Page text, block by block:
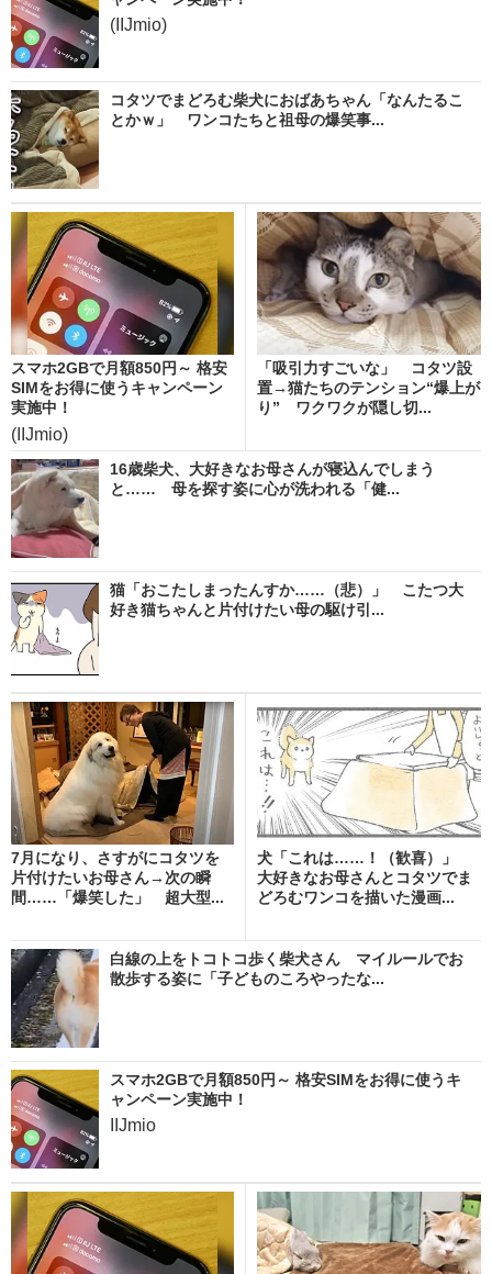
(IIJmio)
コタツでまどろむ柴犬におばあちゃん「なんたるこ
とかｗ」 ワンコたちと祖母の爆笑事...
スマホ2GBで月額850円～ 格安
SIMをお得に使うキャンペーン
実施中！
(IIJmio)
「吸引力すごいな」 コタツ設
置→猫たちのテンション“爆上が
り” ワクワクが隠し切...
16歳柴犬、大好きなお母さんが寝込んでしまう
と…… 母を探す姿に心が洗われる「健...
猫「おこたしまったんすか……（悲）」 こたつ大
好き猫ちゃんと片付けたい母の駆け引...
7月になり、さすがにコタツを
片付けたいお母さん→次の瞬
間……「爆笑した」 超大型...
犬「これは……！（歓喜）」
大好きなお母さんとコタツでま
どろむワンコを描いた漫画...
白線の上をトコトコ歩く柴犬さん マイルールでお
散歩する姿に「子どものころやったな...
スマホ2GBで月額850円～ 格安SIMをお得に使うキ
ャンペーン実施中！
IIJmio